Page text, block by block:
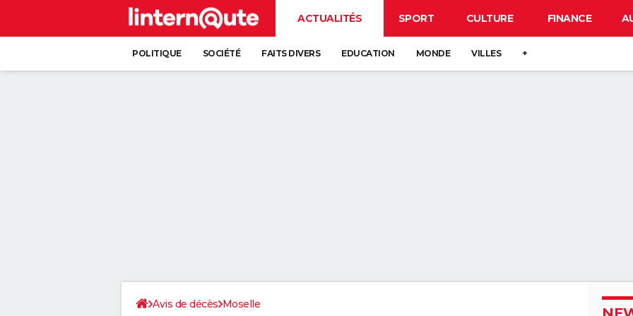
ACTUALITÉS SPORT CULTURE FINANCE
POLITIQUE SOCIÉTÉ FAITS DIVERS EDUCATION MONDE VILLES +
Avis de décès Moselle